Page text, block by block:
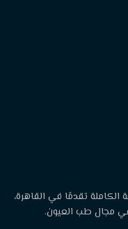
الكاملة تقدمًا في القاهرة،
مجال طب العيون.